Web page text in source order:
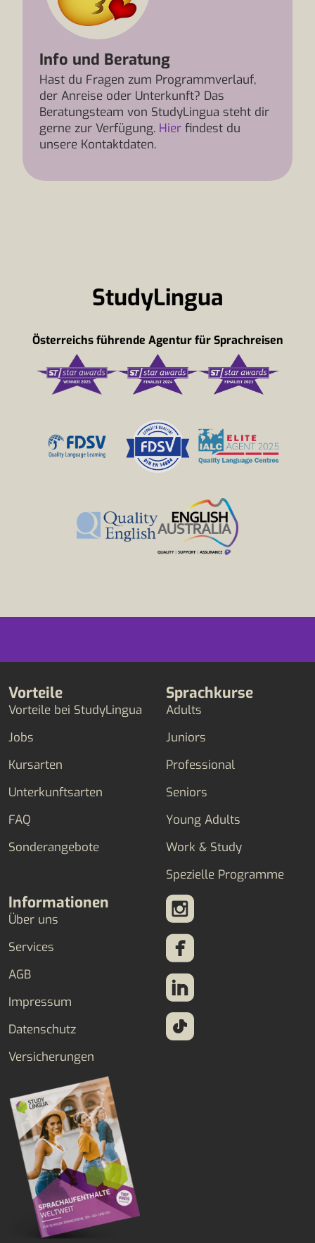
Info und Beratung
Hast du Fragen zum Programmverlauf,
der Anreise oder Unterkunft? Das
Beratungsteam von StudyLingua steht dir
gerne zur Verfügung. Hier findest du
unsere Kontaktdaten.
StudyLingua
Österreichs führende Agentur für Sprachreisen
Vorteile
Vorteile bei StudyLingua
Jobs
Kursarten
Unterkunftsarten
FAQ
Sonderangebote
Sprachkurse
Adults
Juniors
Professional
Seniors
Young Adults
Work & Study
Spezielle Programme
Informationen
Über uns
Services
AGB
Impressum
Datenschutz
Versicherungen